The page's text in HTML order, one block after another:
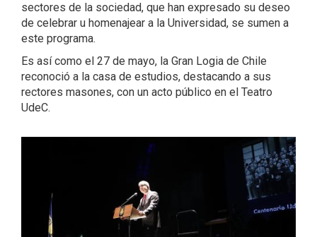
sectores de la sociedad, que han expresado su deseo
de celebrar u homenajear a la Universidad, se sumen a
este programa.
Es así como el 27 de mayo, la Gran Logia de Chile
reconoció a la casa de estudios, destacando a sus
rectores masones, con un acto público en el Teatro
UdeC.